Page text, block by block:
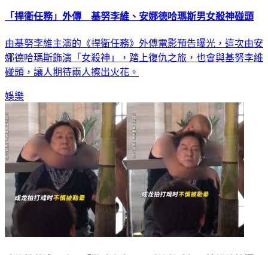
「捍衛任務」外傳 基努李維、安娜德哈瑪斯男女殺神碰頭
由基努李維主演的《捍衛任務》外傳電影預告曝光，這次由安
娜德哈瑪斯飾演「女殺神」，踏上復仇之旅，也會與基努李維
碰頭，讓人期待兩人擦出火花。
娛樂